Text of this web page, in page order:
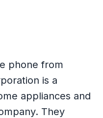
phone from
is a
appliances and
They